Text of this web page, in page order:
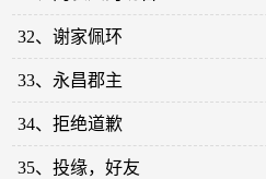
32、谢家佩环
33、永昌郡主
34、拒绝道歉
35、投缘，好友